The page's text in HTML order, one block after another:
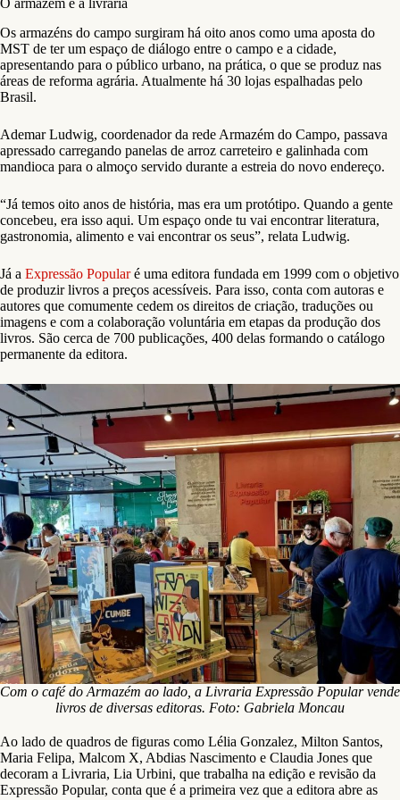
Os armazéns do campo surgiram há oito anos como uma aposta do
MST de ter um espaço de diálogo entre o campo e a cidade,
apresentando para o público urbano, na prática, o que se produz nas
áreas de reforma agrária. Atualmente há 30 lojas espalhadas pelo
Brasil.
Ademar Ludwig, coordenador da rede Armazém do Campo, passava
apressado carregando panelas de arroz carreteiro e galinhada com
mandioca para o almoço servido durante a estreia do novo endereço.
“Já temos oito anos de história, mas era um protótipo. Quando a gente
concebeu, era isso aqui. Um espaço onde tu vai encontrar literatura,
gastronomia, alimento e vai encontrar os seus”, relata Ludwig.
Já a Expressão Popularé uma editora fundada em 1999 com o objetivo
de produzir livros a preços acessíveis. Para isso, conta com autoras e
autores que comumente cedem os direitos de criação, traduções ou
imagens e com a colaboração voluntária em etapas da produção dos
livros. São cerca de 700 publicações, 400 delas formando o catálogo
permanente da editora.
Com o café do Armazém ao lado, a Livraria Expressão Popular vende
livros de diversas editoras. Foto: Gabriela Moncau
Ao lado de quadros de figuras como Lélia Gonzalez, Milton Santos,
Maria Felipa, Malcom X, Abdias Nascimento e Claudia Jones que
decoram a Livraria, Lia Urbini, que trabalha na edição e revisão da
Expressão Popular, conta que é a primeira vez que a editora abre as